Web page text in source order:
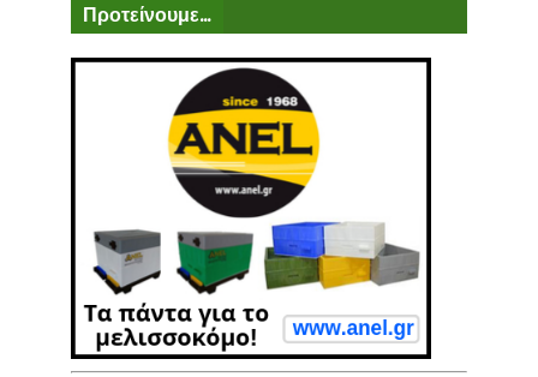
Προτείνουμε...